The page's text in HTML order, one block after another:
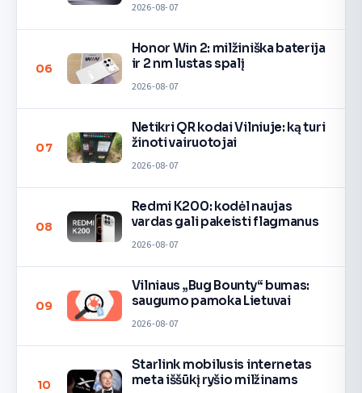
2026-08-07
06
Honor Win 2: milžiniška baterija
ir 2 nm lustas spalį
2026-08-07
07
Netikri QR kodai Vilniuje: ką turi
žinoti vairuotojai
2026-08-07
08
Redmi K200: kodėl naujas
vardas gali pakeisti flagmanus
2026-08-07
09
Vilniaus „Bug Bounty“ bumas:
saugumo pamoka Lietuvai
2026-08-07
10
Starlink mobilusis internetas
meta iššūkį ryšio milžinams